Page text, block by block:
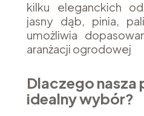
kilku eleganckich
jasny dąb, pinia,
umożliwia
aranżacji ogrodowej
Dlaczego nasza
idealny wybór?